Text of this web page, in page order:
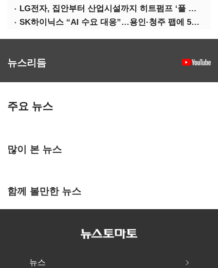
LG전자, 집안부터 산업시설까지 히트펌프 ‘풀 라인업’ 강화
SK하이닉스 “AI 수요 대응”…용인·청주 팹에 54조 투자
뉴스리듬
주요 뉴스
많이 본 뉴스
함께 볼만한 뉴스
뉴스